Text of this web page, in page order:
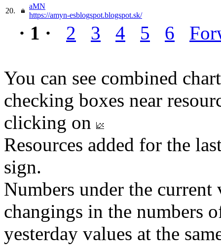
20.
aMN
https://amyn-esblogspot.blogspot.sk/
· 1 · 2 3 4 5 6
You can see combined
checking boxes near
clicking on
Resources added for the
sign.
Numbers under the
changings in the numbers
yesterday values at the